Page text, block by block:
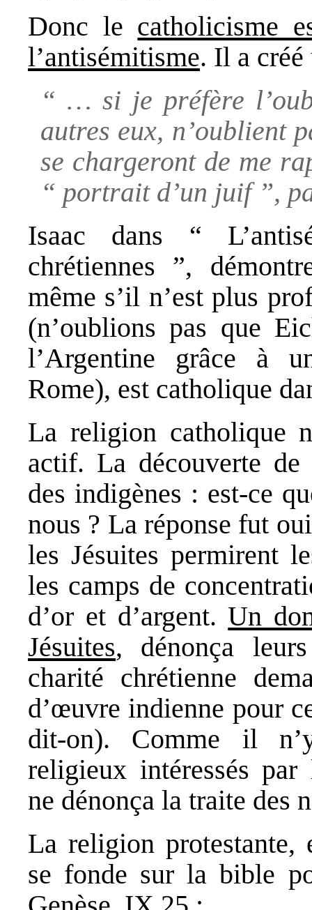
Donc le catholicisme
l’antisémitisme. Il a
“ … si je préfère
autres eux, n’oublient
se chargeront de me
“ portrait d’un juif ”,
Isaac dans “
chrétiennes ”,
même s’il n’est plus
(n’oublions pas que
l’Argentine grâce à
Rome), est catholique
La religion catholique
actif. La découverte de
des indigènes : est-ce
nous ? La réponse fut
les Jésuites permirent
les camps de
d’or et d’argent.Un
Jésuites, dénonça
charité chrétienne
d’œuvre indienne pour
dit-on). Comme il
religieux intéressés par
ne dénonça la traite des
La religion protestante,
se fonde sur la bible